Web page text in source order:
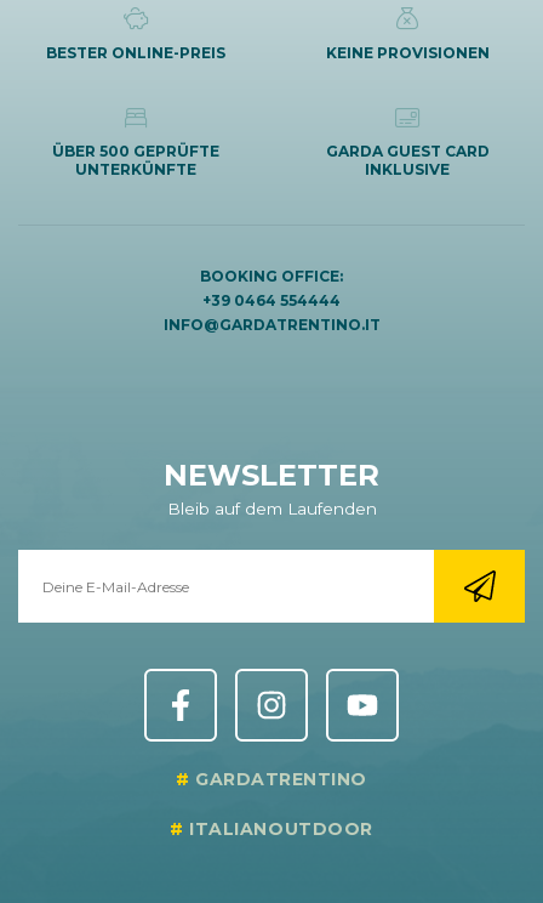
BESTER ONLINE-PREIS KEINE PROVISIONEN
ÜBER 500 GEPRÜFTE
UNTERKÜNFTE
GARDA GUEST CARD
INKLUSIVE
BOOKING OFFICE:
+39 0464 554444
INFO@GARDATRENTINO.IT
NEWSLETTER
Bleib auf dem Laufenden
GARDATRENTINO
ITALIANOUTDOOR